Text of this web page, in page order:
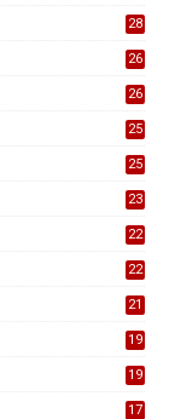
28
26
26
25
25
23
22
22
21
19
19
17